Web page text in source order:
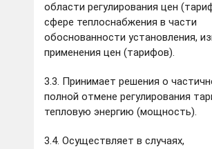
области регулирования цен
сфере теплоснабжения в части
обоснованности установления,
применения цен (тарифов).
3.3. Принимает решения о
полной отмене регулирования
тепловую энергию (мощность).
3.4. Осуществляет в случаях,